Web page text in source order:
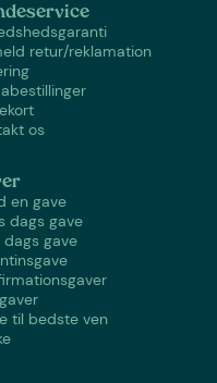
retur/reklamation
os
en gave
dags gave
dags gave
til bedste ven